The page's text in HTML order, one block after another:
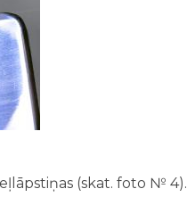
(skat. foto № 4).